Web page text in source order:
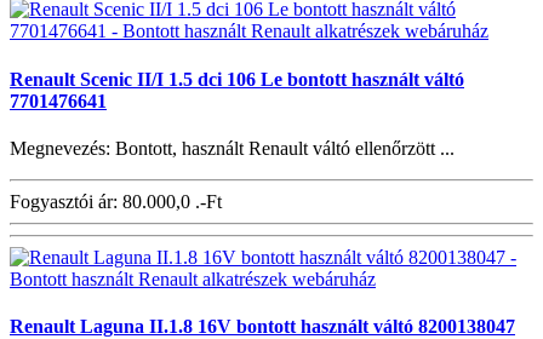
Renault Scenic II/I 1.5 dci 106 Le bontott használt váltó
7701476641
Megnevezés: Bontott, használt Renault váltó ellenőrzött ...
Fogyasztói ár: 80.000,0 .-Ft
Renault Laguna II.1.8 16V bontott használt váltó 8200138047